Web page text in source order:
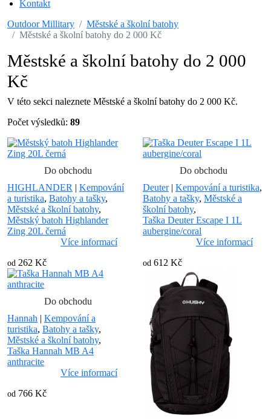
Kontakt
Outdoor Millitary
Městské a školní batohy
Městské a školní batohy do 2 000 Kč
Městské a školní batohy do 2 000
Kč
V této sekci naleznete Městské a školní batohy do 2 000 Kč.
Počet výsledků: 89
Do obchodu
HIGHLANDER | Kempování
a turistika, Batohy a tašky,
Městské a školní batohy,
Městský batoh Highlander
Zing 20L černá
Více informací
od 262 Kč
Do obchodu
Deuter| Kempování a turistika,
Batohy a tašky, Městské a
školní batohy,
Taška Deuter Escape I 1L
aubergine/coral
Více informací
od 612 Kč
Do obchodu
Hannah | Kempování a
turistika, Batohy a tašky,
Městské a školní batohy,
Taška Hannah MB A4
anthracite
Více informací
od 766 Kč